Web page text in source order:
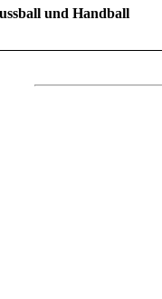
und Handball